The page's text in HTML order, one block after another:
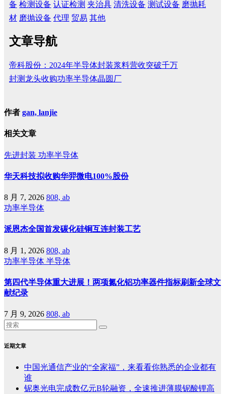
备 检测设备 认证检测 夹治具 清洗设备 测试设备 磨抛耗
材 磨抛设备 代理 贸易 其他
文章导航
帝科股份：2024年半导体封装浆料营收突破千万
封测龙头收购功率半导体晶圆厂
作者 gan, lanjie
相关文章
先进封装 功率半导体
华天科技拟收购华羿微电100%股份
8 月 7, 2026 808, ab
功率半导体
派恩杰全国首发碳化硅铜互连封装工艺
8 月 1, 2026 808, ab
功率半导体 半导体
第四代半导体重大进展！两项氮化铝功率器件指标刷新全球文
献纪录
7 月 9, 2026 808, ab
近期文章
中国光通信产业的“全家福”，来看看你熟悉的企业都有
谁
铌奥光电完成数亿元B轮融资，全速推进薄膜铌酸锂高